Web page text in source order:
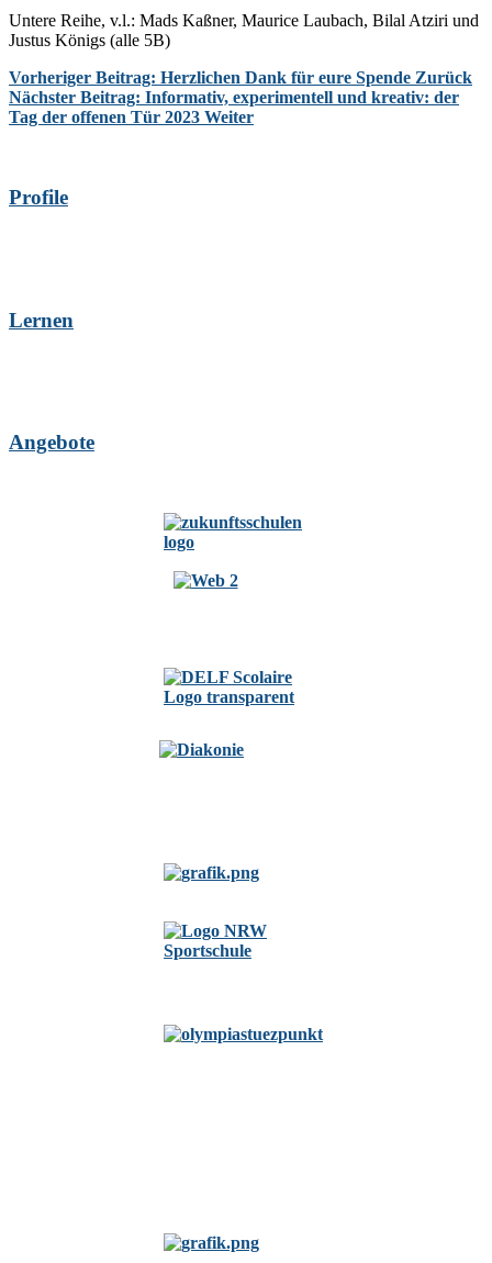
Untere Reihe, v.l.: Mads Kaßner, Maurice Laubach, Bilal Atziri und
Justus Königs (alle 5B)
Vorheriger Beitrag: Herzlichen Dank für eure Spende Zurück
Nächster Beitrag: Informativ, experimentell und kreativ: der
Tag der offenen Tür 2023 Weiter
Profile
Lernen
Angebote